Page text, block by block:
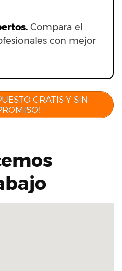
Compara el
con mejor
GRATIS Y SIN